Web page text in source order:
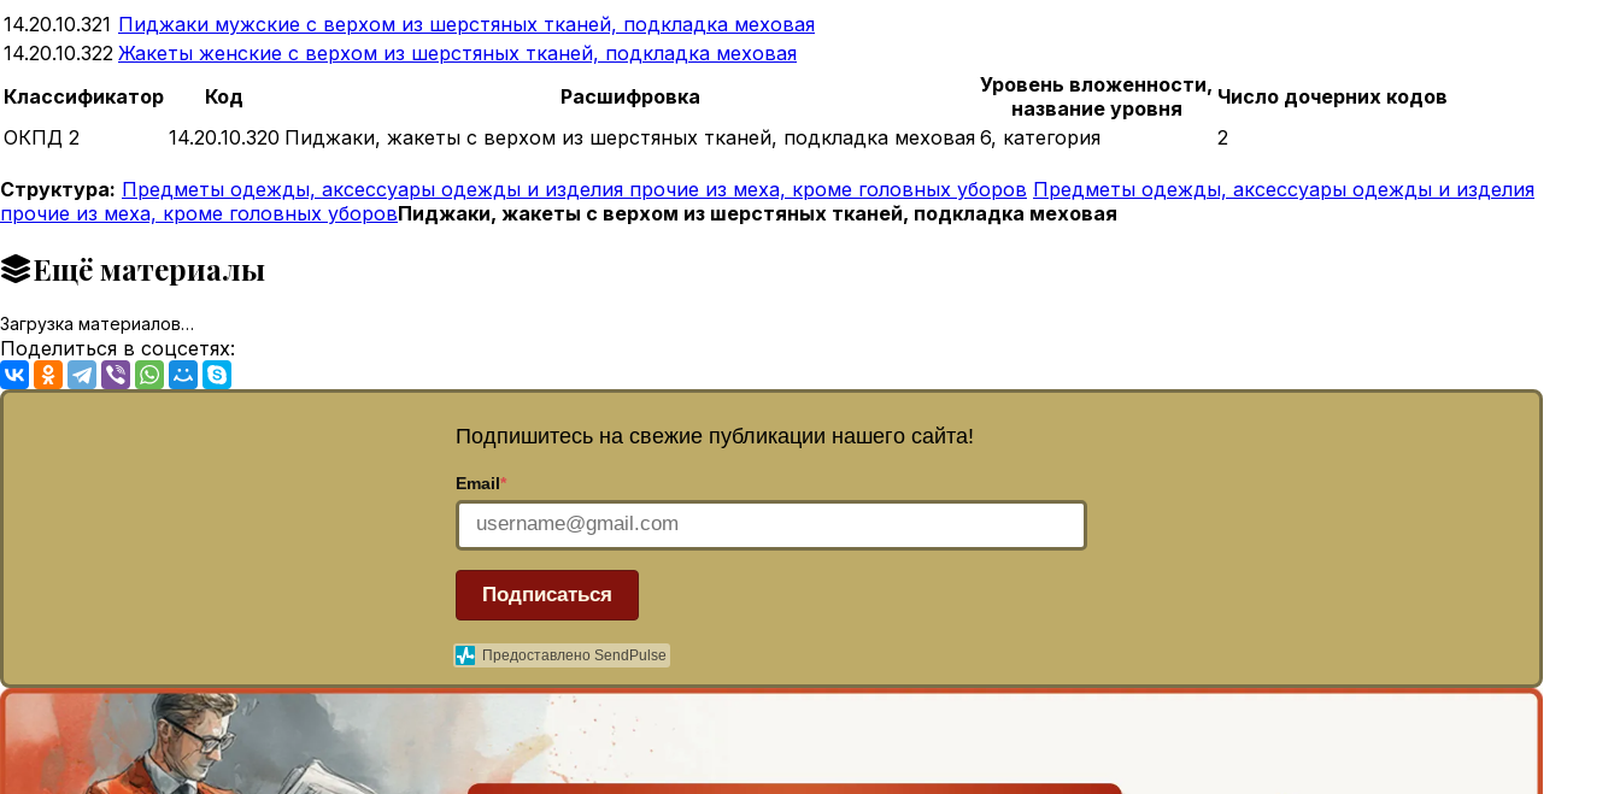
14.20.10.321 Пиджаки мужские с верхом из шерстяных тканей, подкладка меховая
14.20.10.322 Жакеты женские с верхом из шерстяных тканей, подкладка меховая
Классификатор
Код Расшифровка
Уровень вложенности,
название уровня
Число дочерних кодов
ОКПД 2
14.20.10.320 Пиджаки, жакеты с верхом из шерстяных тканей, подкладка меховая 6, категория 2
Структура: Предметы одежды, аксессуары одежды и изделия прочие из меха, кроме головных уборов Предметы одежды, аксессуары одежды и изделия
прочие из меха, кроме головных уборовПиджаки, жакеты с верхом из шерстяных тканей, подкладка меховая
Ещё материалы
Загрузка материалов…
Поделиться в соцсетях:
Подпишитесь на свежие публикации нашего сайта!
Email*
Подписаться
Предоставлено SendPulse